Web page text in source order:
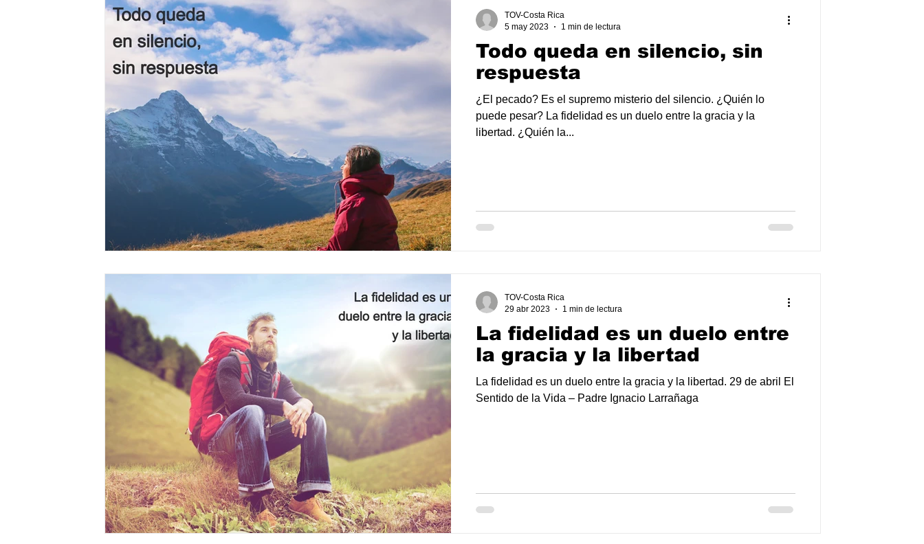
Todo queda en silencio, sin
respuesta
¿El pecado? Es el supremo misterio del silencio. ¿Quién lo
puede pesar? La fidelidad es un duelo entre la gracia y la
libertad. ¿Quién la...
TOV-Costa Rica
5 may 2023
1 min de lectura
La fidelidad es un duelo entre
la gracia y la libertad
La fidelidad es un duelo entre la gracia y la libertad. 29 de abril El
Sentido de la Vida – Padre Ignacio Larrañaga
TOV-Costa Rica
29 abr 2023
1 min de lectura